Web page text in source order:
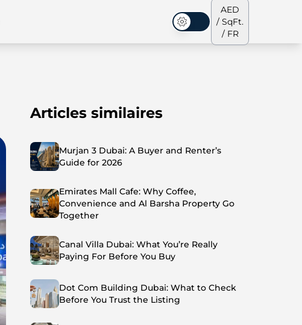
Penthouses
Maisons de ville Penthouses
Notre équipe
Mode sombre
AED
/ SqFt.
/ FR
Articles similaires
Murjan 3 Dubai: A Buyer and Renter’s
Guide for 2026
Emirates Mall Cafe: Why Coffee,
Convenience and Al Barsha Property Go
Together
Canal Villa Dubai: What You’re Really
Paying For Before You Buy
Dot Com Building Dubai: What to Check
Before You Trust the Listing